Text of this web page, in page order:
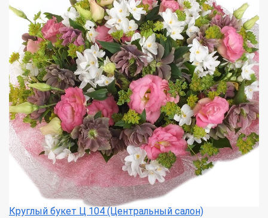
Круглый букет Ц 104 (Центральный салон)